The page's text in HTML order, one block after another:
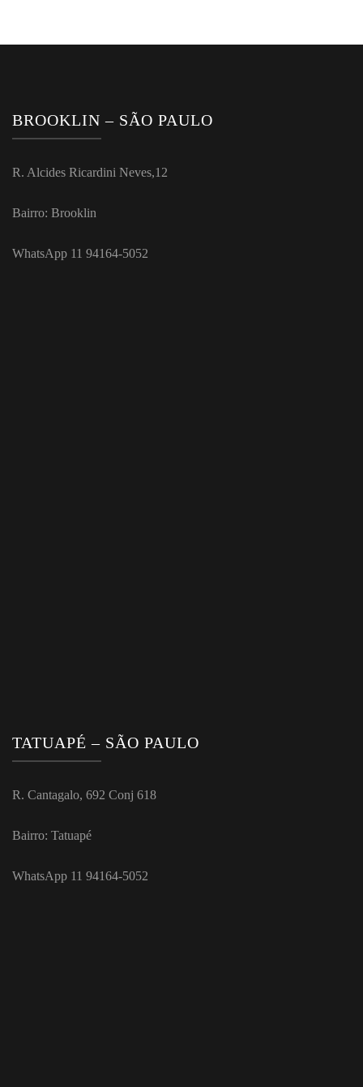
BROOKLIN – SÃO PAULO
R. Alcides Ricardini Neves,12
Bairro: Brooklin
WhatsApp 11 94164-5052
TATUAPÉ – SÃO PAULO
R. Cantagalo, 692 Conj 618
Bairro: Tatuapé
WhatsApp 11 94164-5052